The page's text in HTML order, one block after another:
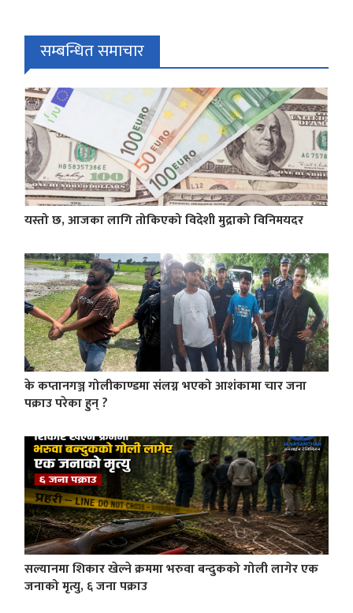
सम्बन्धित समाचार
यस्तो छ, आजका लागि तोकिएको विदेशी मुद्राको विनिमयदर
के कप्तानगञ्ज गोलीकाण्डमा संलग्न भएको आशंकामा चार जना
पक्राउ परेका हुन् ?
सल्यानमा शिकार खेल्ने क्रममा भरुवा बन्दुकको गोली लागेर एक
जनाको मृत्यु, ६ जना पक्राउ